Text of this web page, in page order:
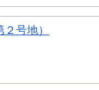
号地）